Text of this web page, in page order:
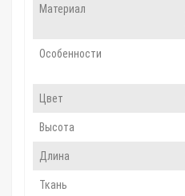
Материал
Особенности
Цвет
Высота
Длина
Ткань